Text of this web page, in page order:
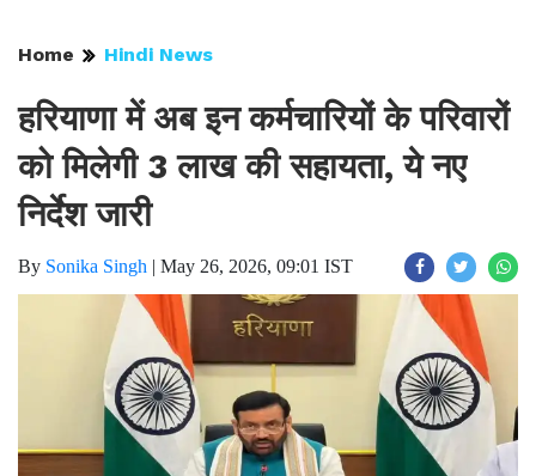
Home Hindi News
हरियाणा में अब इन कर्मचारियों के परिवारों
को मिलेगी 3 लाख की सहायता, ये नए
निर्देश जारी
By Sonika Singh | May 26, 2026, 09:01 IST